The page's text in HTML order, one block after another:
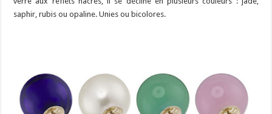
saphir, rubis ou opaline. Unies ou bicolores.